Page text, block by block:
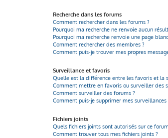
Recherche dans les forums
Comment rechercher dans les forums ?
Pourquoi ma recherche ne renvoie aucun
Pourquoi ma recherche renvoie une page
Comment rechercher des membres ?
Comment puis-je trouver mes propres
Surveillance et favoris
Quelle est la différence entre les favoris et la
Comment mettre en favoris ou surveiller des
Comment surveiller des forums ?
Comment puis-je supprimer mes surveillances
Fichiers joints
Quels fichiers joints sont autorisés sur ce
Comment trouver tous mes fichiers joints ?